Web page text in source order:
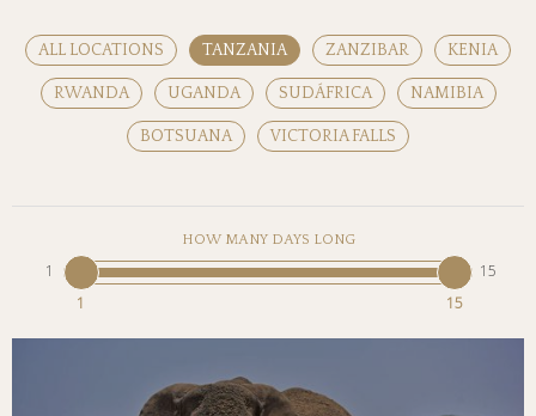
ALL LOCATIONS TANZANIA ZANZIBAR KENIA
RWANDA UGANDA SUDÁFRICA NAMIBIA
BOTSUANA VICTORIA FALLS
HOW MANY DAYS LONG
1
15
1
15